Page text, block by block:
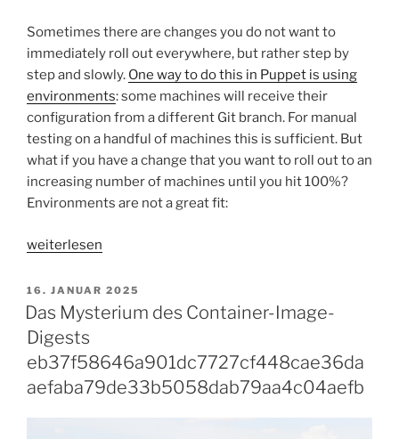
Sometimes there are changes you do not want to
immediately roll out everywhere, but rather step by
step and slowly. One way to do this in Puppet is using
environments: some machines will receive their
configuration from a different Git branch. For manual
testing on a handful of machines this is sufficient. But
what if you have a change that you want to roll out to an
increasing number of machines until you hit 100%?
Environments are not a great fit:
„Puppet/OpenVox:
incremental
rollout“
weiterlesen
VERÖFFENTLICHT
AM
16. JANUAR 2025
Das Mysterium des Container-Image-
Digests
eb37f58646a901dc7727cf448cae36da
aefaba79de33b5058dab79aa4c04aefb